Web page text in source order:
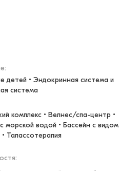
:
детей • Эндокринная система и
система
комплекс • Велнес/спа-центр •
морской водой • Бассейн с видом
Талассотерапия